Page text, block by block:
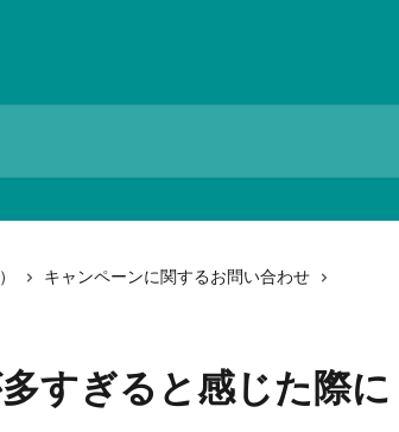
キャンペーンに関するお問い合わせ
すぎると感じた際に